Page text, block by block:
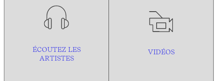
ÉCOUTEZ LES
ARTISTES
VIDÉOS